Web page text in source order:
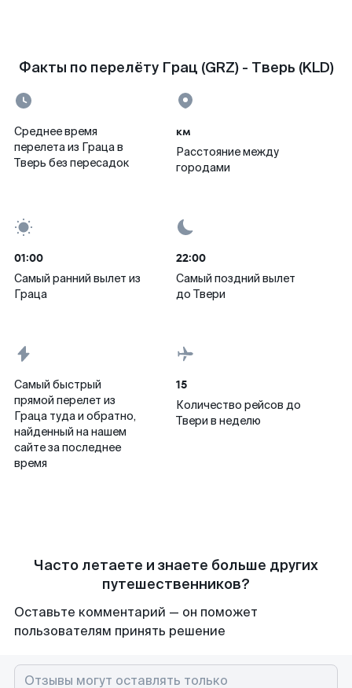
Факты по перелёту Грац (GRZ) - Тверь (KLD)
Среднее время
перелета из Граца в
Тверь без пересадок
км
Расстояние между
городами
01:00
Самый ранний вылет из
Граца
22:00
Самый поздний вылет
до Твери
Самый быстрый
прямой перелет из
Граца туда и обратно,
найденный на нашем
сайте за последнее
время
15
Количество рейсов до
Твери в неделю
Часто летаете и знаете больше других
путешественников?
Оставьте комментарий — он поможет
пользователям принять решение